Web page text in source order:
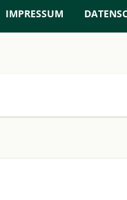
IMPRESSUM